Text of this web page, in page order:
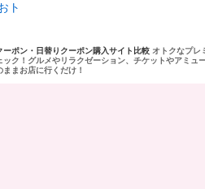
ト
ポン・日替りクーポン購入サイト比較 オトクなプレ
ク！グルメやリラクゼーション、チケットやアミ
まお店に行くだけ！